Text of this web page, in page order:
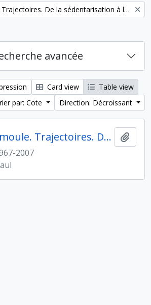
Jean-Paul Demoule. Trajectoires. De la sédentarisation à l'État
avancée
Card view
Table view
par: Cote
Direction: Décroissant
Jean-Paul Demoule. Trajectoires. De la sédentarisation à l'État
2007